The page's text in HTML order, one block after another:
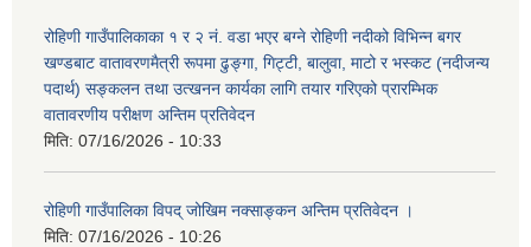
रोहिणी गाउँपालिकाका १ र २ नं. वडा भएर बग्ने रोहिणी नदीको विभिन्न बगर
खण्डबाट वातावरणमैत्री रूपमा ढुङ्गा, गिट्टी, बालुवा, माटो र भस्कट (नदीजन्य
पदार्थ) सङ्कलन तथा उत्खनन कार्यका लागि तयार गरिएको प्रारम्भिक
वातावरणीय परीक्षण अन्तिम प्रतिवेदन
मिति: 07/16/2026 - 10:33
रोहिणी गाउँपालिका विपद् जोखिम नक्साङ्कन अन्तिम प्रतिवेदन ।
मिति: 07/16/2026 - 10:26